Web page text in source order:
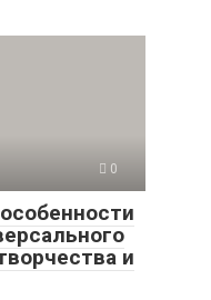
0
и